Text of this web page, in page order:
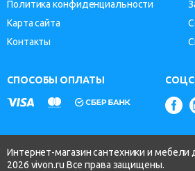
Политика конфиденциальности
Карта сайта
Контакты
СПОСОБЫ ОПЛАТЫ
Интернет-магазин сантехники и мебели
2026 vivon.ru Все права защищены.